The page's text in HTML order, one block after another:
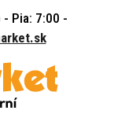
- Pia: 7:00 -